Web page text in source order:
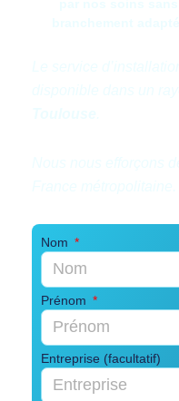
Nom
Prénom
Entreprise (facultatif)